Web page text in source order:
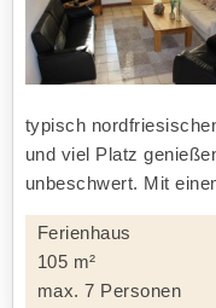
typisch
und viel Platz
unbeschwert. Mit
Ferienhaus
105 m²
max. 7 Personen